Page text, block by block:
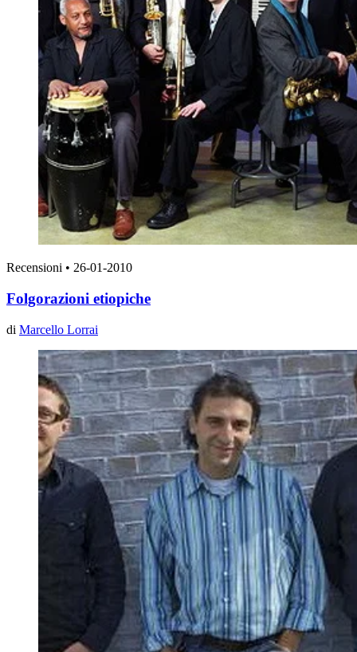
Recensioni • 26-01-2010
Folgorazioni etiopiche
di Marcello Lorrai